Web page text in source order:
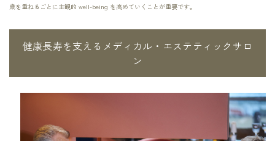
歳を重ねるごとに主観的 well-being を高めていくことが重要です。
健康長寿を支えるメディカル・エステティックサロ
ン